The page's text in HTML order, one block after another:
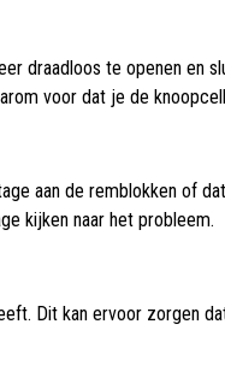
draadloos te openen en
voor dat je de
aan de remblokken of
kijken naar het probleem.
Dit kan ervoor zorgen